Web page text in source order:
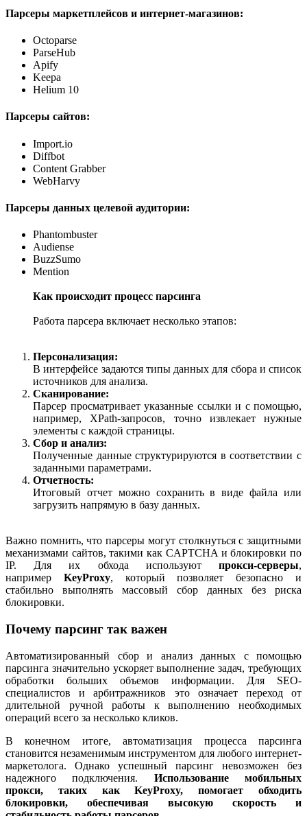
Парсеры маркетплейсов и интернет-магазинов:
Octoparse
ParseHub
Apify
Keepa
Helium 10
Парсеры сайтов:
Import.io
Diffbot
Content Grabber
WebHarvy
Парсеры данных целевой аудитории:
Phantombuster
Audiense
BuzzSumo
Mention
Как происходит процесс парсинга
Работа парсера включает несколько этапов:
Персонализация:
В интерфейсе задаются типы данных для сбора и список
источников для анализа.
Сканирование:
Парсер просматривает указанные ссылки и с помощью,
например, XPath-запросов, точно извлекает нужные
элементы с каждой страницы.
Сбор и анализ:
Полученные данные структурируются в соответствии с
заданными параметрами.
Отчетность:
Итоговый отчет можно сохранить в виде файла или
загрузить напрямую в базу данных.
Важно помнить, что парсеры могут столкнуться с защитными
механизмами сайтов, такими как CAPTCHA и блокировки по
IP. Для их обхода используют прокси-серверы,
например KeyProxy, который позволяет безопасно и
стабильно выполнять массовый сбор данных без риска
блокировки.
Почему парсинг так важен
Автоматизированный сбор и анализ данных с помощью
парсинга значительно ускоряет выполнение задач, требующих
обработки больших объемов информации. Для SEO-
специалистов и арбитражников это означает переход от
длительной ручной работы к выполнению необходимых
операций всего за несколько кликов.
В конечном итоге, автоматизация процесса парсинга
становится незаменимым инструментом для любого интернет-
маркетолога. Однако успешный парсинг невозможен без
надежного подключения. Использование мобильных
прокси, таких как KeyProxy, помогает обходить
блокировки, обеспечивая высокую скорость и